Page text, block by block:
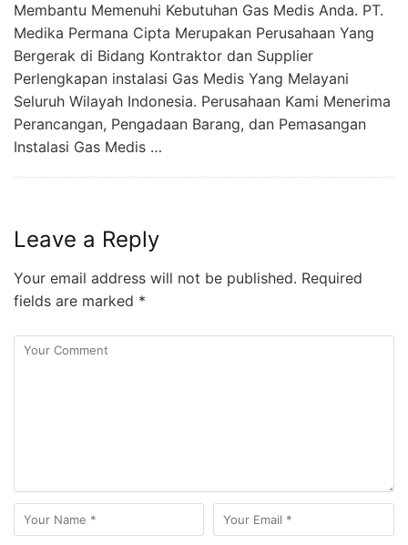
Membantu Memenuhi Kebutuhan Gas Medis Anda. PT.
Medika Permana Cipta Merupakan Perusahaan Yang
Bergerak di Bidang Kontraktor dan Supplier
Perlengkapan instalasi Gas Medis Yang Melayani
Seluruh Wilayah Indonesia. Perusahaan Kami Menerima
Perancangan, Pengadaan Barang, dan Pemasangan
Instalasi Gas Medis …
Leave a Reply
Your email address will not be published. Required
fields are marked *